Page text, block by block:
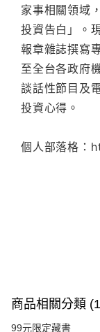
家事相關領域
投資告白」。
報章雜誌撰寫
至全台各政府
談話性節目及
投資心得。
個人部落格
商品相關分類
99元限定藏書